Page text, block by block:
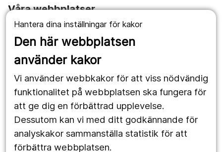
Hantera dina inställningar för kakor
Den här webbplatsen
använder kakor
Vi använder webbkakor för att viss nödvändig
funktionalitet på webbplatsen ska fungera för
att ge dig en förbättrad upplevelse.
Dessutom kan vi med ditt godkännande för
analyskakor sammanställa statistik för att
förbättra webbplatsen.
Våra webbplatser
1177.se
Länstrafiken
Utveckling
Följ oss
Facebook